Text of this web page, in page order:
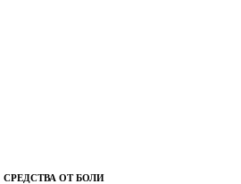
СРЕДСТВА ОТ БОЛИ